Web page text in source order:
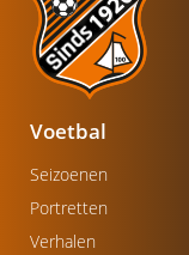
Voetbal
Seizoenen
Portretten
Verhalen